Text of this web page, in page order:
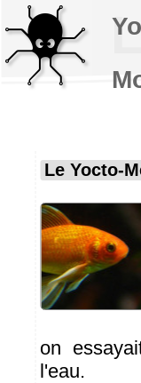
Le Yocto-
on
l'eau.